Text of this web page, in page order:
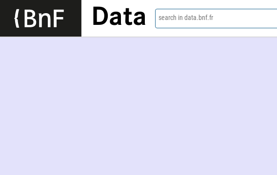
Data search in data.bnf.fr